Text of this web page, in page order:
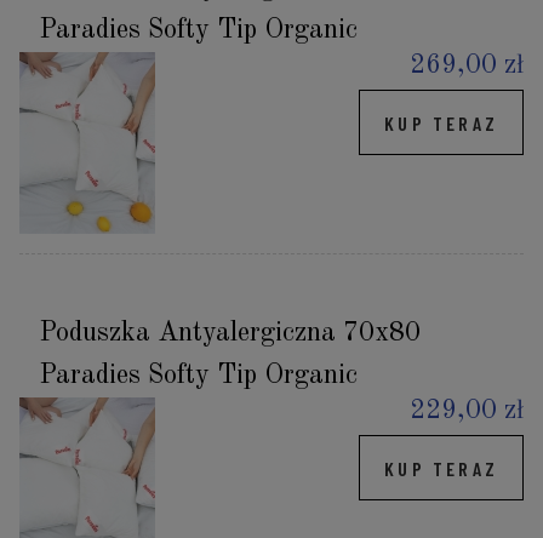
Paradies Softy Tip Organic
269,00 zł
KUP TERAZ
Poduszka Antyalergiczna 70x80
Paradies Softy Tip Organic
229,00 zł
KUP TERAZ